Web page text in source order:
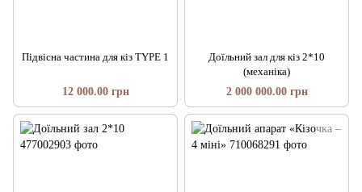
Підвісна частина для кіз TYPE 1
12 000.00 грн
Доїльний зал для кіз 2*10
(механіка)
2 000 000.00 грн